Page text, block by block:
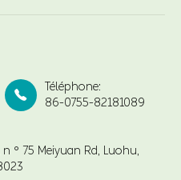

Téléphone:
86-0755-82181089
° 75 Meiyuan Rd, Luohu,